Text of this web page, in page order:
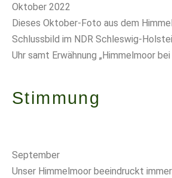
Oktober 2022
Dieses Oktober-Foto aus dem
Schlussbild im NDR Schleswig-
Uhr samt Erwähnung „Himmelmoor bei
Stimmung
September
Unser Himmelmoor beeindruckt